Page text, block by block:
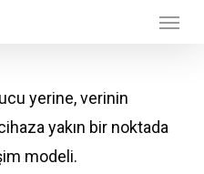
yerine, verinin
yakın bir noktada
modeli.